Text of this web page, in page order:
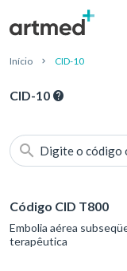
Início CID-10
CID-10
Digite o código
Código CID T800
Embolia aérea
terapêutica